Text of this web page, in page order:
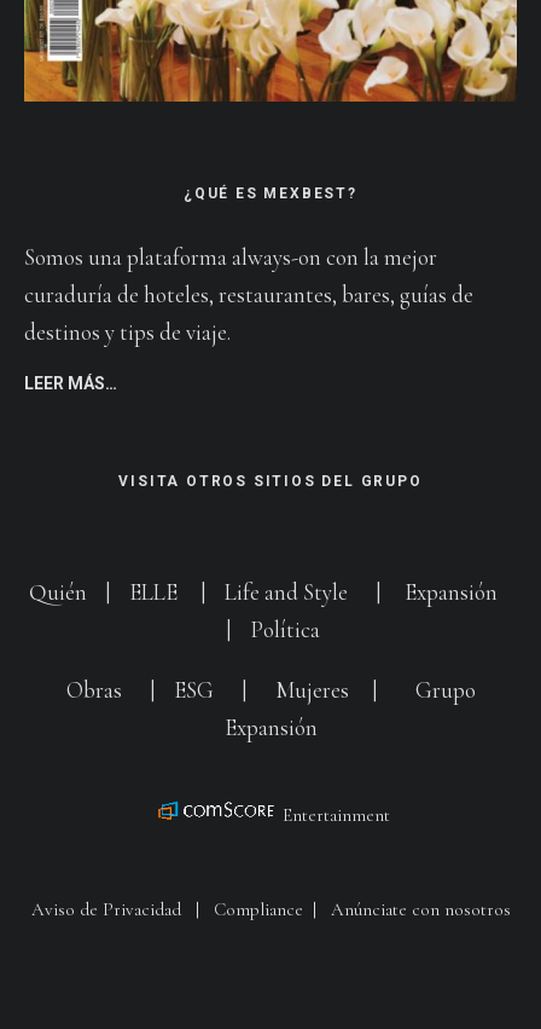
¿QUÉ ES MEXBEST?
Somos una plataforma always-on con la mejor
curaduría de hoteles, restaurantes, bares, guías de
destinos y tips de viaje.
LEER MÁS…
VISITA OTROS SITIOS DEL GRUPO
Quién ELLE Life and Style
Expansión
Política
Obras ESG Mujeres
Grupo
Expansión
Entertainment
Aviso de Privacidad| Compliance | Anúnciate con nosotros